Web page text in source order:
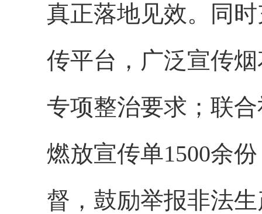
真正落地见效。同
传平台，广泛宣传
专项整治要求；联
燃放宣传单1500余
督，鼓励举报非法